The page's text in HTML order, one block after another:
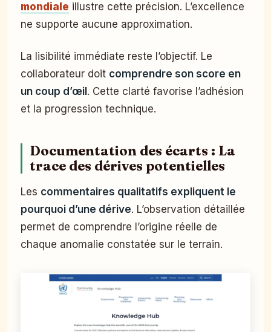
mondiale illustre cette précision. L’excellence
ne supporte aucune approximation.
La lisibilité immédiate reste l’objectif. Le
collaborateur doit comprendre son score en
un coup d’œil. Cette clarté favorise l’adhésion
et la progression technique.
Documentation des écarts : La
trace des dérives potentielles
Les commentaires qualitatifs expliquent le
pourquoi d’une dérive. L’observation détaillée
permet de comprendre l’origine réelle de
chaque anomalie constatée sur le terrain.